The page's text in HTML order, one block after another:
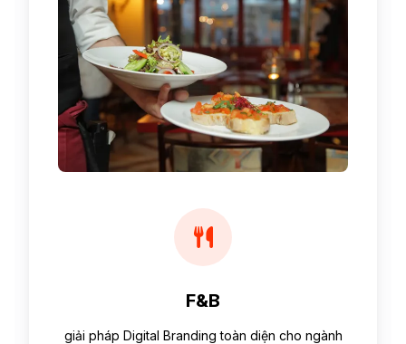
F&B
giải pháp Digital Branding toàn diện cho ngành